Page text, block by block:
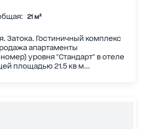
21 м²
Затока. Гостиничный комплекс
апартаменты
уровня "Стандарт" в отеле
площадью 21.5 кв м...